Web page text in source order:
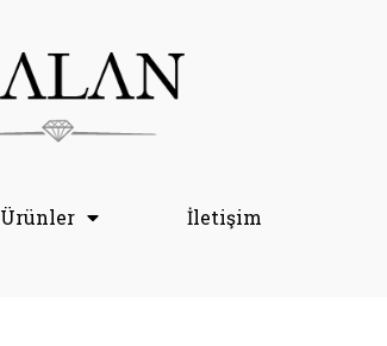
Ürünler İletişim